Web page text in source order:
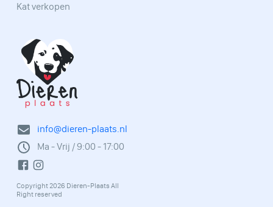
info@dieren-plaats.nl
Ma - Vrij / 9:00 - 17:00
Copyright 2026 Dieren-Plaats All
Right reserved
Kat verkopen